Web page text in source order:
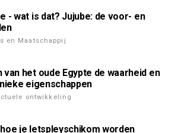
- wat is dat? Jujube: de voor- en
en Maatschappij
van het oude Egypte de waarheid en
eigenschappen
ontwikkeling
je letspleyschikom worden